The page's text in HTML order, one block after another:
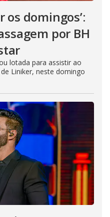
os domingos’:
por BH
lotada para assistir ao
de Liniker, neste domingo